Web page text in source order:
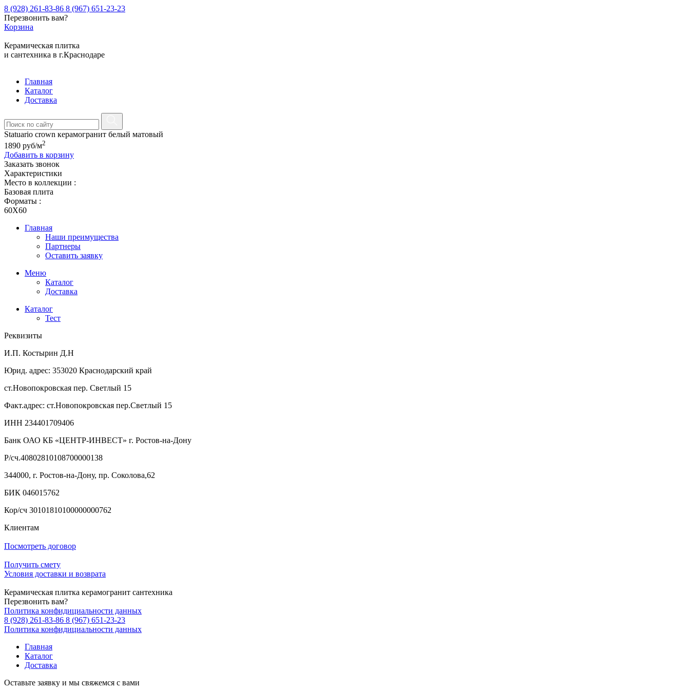
8 (928) 261-83-86 8 (967) 651-23-23
Перезвонить вам?
Корзина
Керамическая плитка
и сантехника в г.Краснодаре
Главная
Каталог
Доставка
Statuario crown керамогранит белый матовый
1890 руб/м2
Добавить в корзину
Заказать звонок
Характеристики
Место в коллекции :
Базовая плита
Форматы :
60X60
Главная
Наши преимущества
Партнеры
Оставить заявку
Меню
Каталог
Доставка
Каталог
Тест
Реквизиты
И.П. Костырин Д.Н
Юрид. адрес: 353020 Краснодарский край
ст.Новопокровская пер. Светлый 15
Факт.адрес: ст.Новопокровская пер.Светлый 15
ИНН 234401709406
Банк ОАО КБ «ЦЕНТР-ИНВЕСТ» г. Ростов-на-Дону
Р/сч.40802810108700000138
344000, г. Ростов-на-Дону, пр. Соколова,62
БИК 046015762
Кор/сч 30101810100000000762
Клиентам
Посмотреть договор
Получить смету
Условия доставки и возврата
Керамическая плитка керамогранит сантехника
Перезвонить вам?
Политика конфидициальности данных
8 (928) 261-83-86 8 (967) 651-23-23
Политика конфидициальности данных
Главная
Каталог
Доставка
Оставьте заявку и мы свяжемся с вами